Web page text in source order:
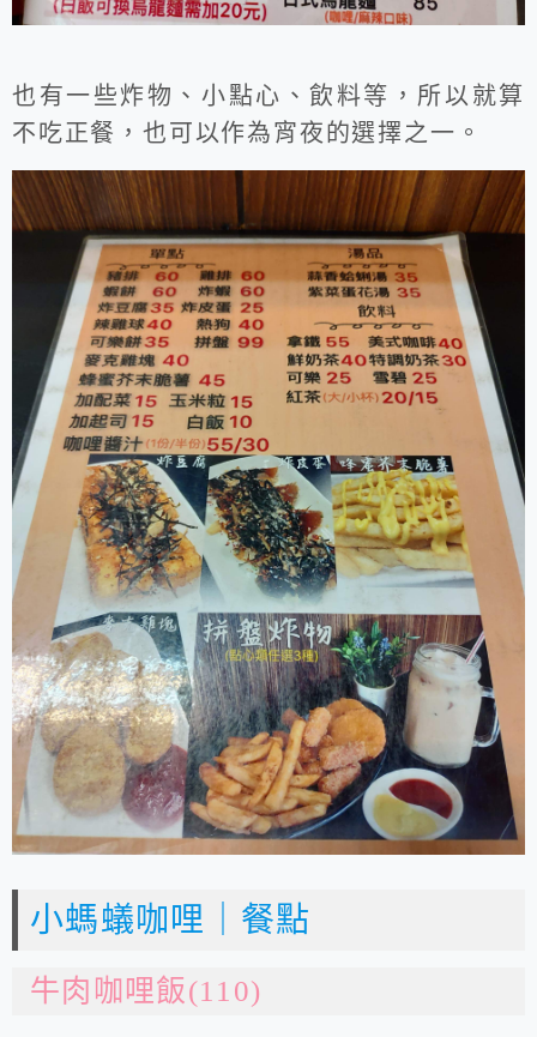
也有一些炸物、小點心、飲料等，所以就算
不吃正餐，也可以作為宵夜的選擇之一。
小螞蟻咖哩｜餐點
牛肉咖哩飯(110)